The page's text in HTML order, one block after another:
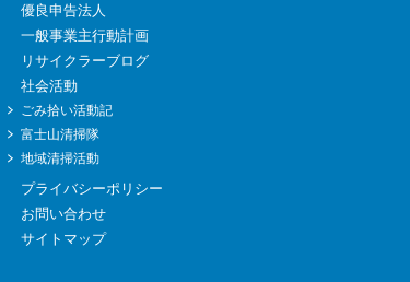
優良申告法人
一般事業主行動計画
リサイクラーブログ
社会活動
ごみ拾い活動記
富士山清掃隊
地域清掃活動
プライバシーポリシー
お問い合わせ
サイトマップ